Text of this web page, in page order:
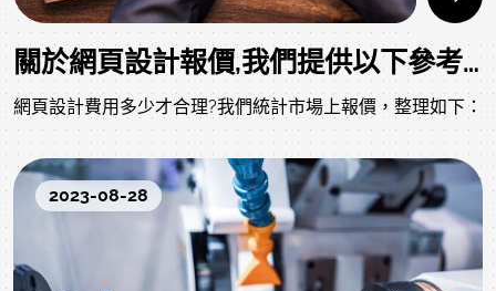
關於網頁設計報價,我們提供以下參考建議
網頁設計費用多少才合理?我們統計市場上報價，整理如下：
2023-08-28